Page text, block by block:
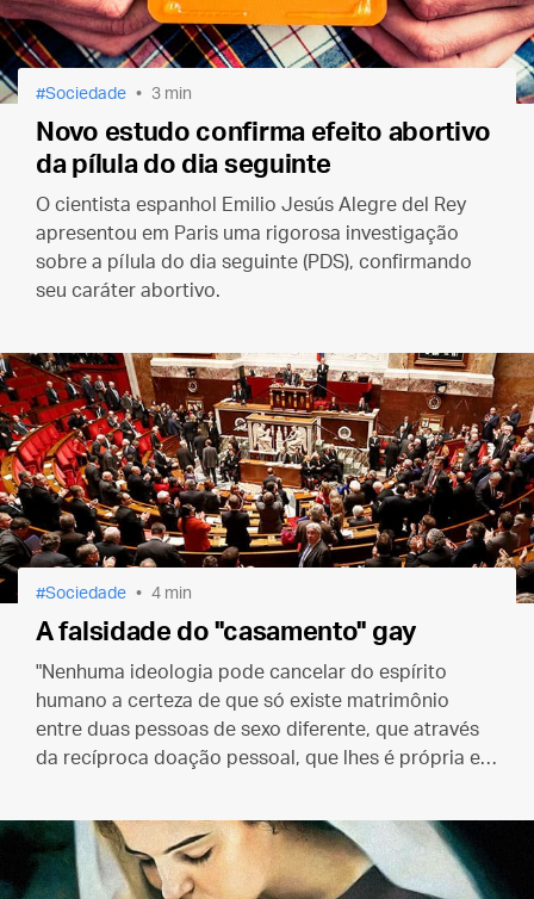
Sociedade 3 min
Novo estudo confirma efeito abortivo
da pílula do dia seguinte
O cientista espanhol Emilio Jesús Alegre del Rey
apresentou em Paris uma rigorosa investigação
sobre a pílula do dia seguinte (PDS), confirmando
seu caráter abortivo.
Sociedade 4 min
A falsidade do "casamento" gay
"Nenhuma ideologia pode cancelar do espírito
humano a certeza de que só existe matrimônio
entre duas pessoas de sexo diferente, que através
da recíproca doação pessoal, que lhes é própria e